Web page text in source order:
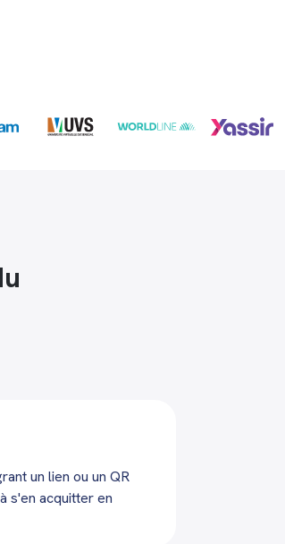
un lien ou un QR
s'en acquitter en